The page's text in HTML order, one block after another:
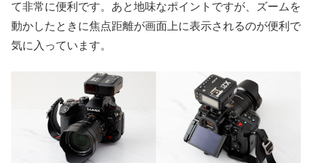
て非常に便利です。あと地味なポイントですが、ズームを
動かしたときに焦点距離が画面上に表示されるのが便利で
気に入っています。